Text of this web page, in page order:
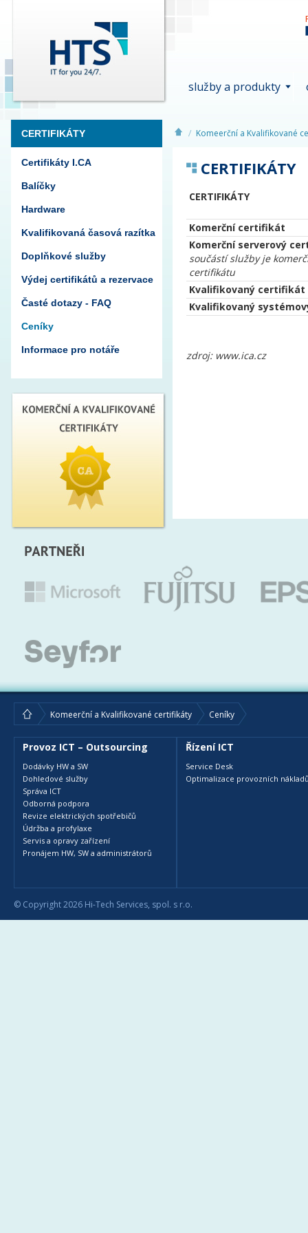
služby a produkty
CERTIFIKÁTY
Certifikáty I.CA
Balíčky
Hardware
Kvalifikovaná časová razítka
Doplňkové služby
Výdej certifikátů a rezervace
Časté dotazy - FAQ
Ceníky
Informace pro notáře
Komeerční a Kvalifikované
CERTIFIKÁTY
CERTIFIKÁTY
Komerční certifikát
Komerční serverový
součástí služby je
certifikátu
Kvalifikovaný certifikát
Kvalifikovaný
zdroj: www.ica.cz
Komeerční a Kvalifikované certifikáty Ceníky
Provoz ICT – Outsourcing
Dodávky HW a SW
Dohledové služby
Správa ICT
Odborná podpora
Revize elektrických spotřebičů
Údržba a profylaxe
Servis a opravy zařízení
Pronájem HW, SW a administrátorů
Řízení ICT
Service Desk
Optimalizace provozních
© Copyright 2026 Hi-Tech Services, spol. s r.o.